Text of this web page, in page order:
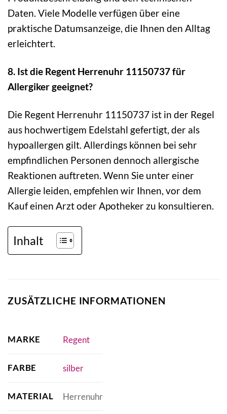
Daten. Viele Modelle verfügen über eine
praktische Datumsanzeige, die Ihnen den Alltag
erleichtert.
8. Ist die Regent Herrenuhr 11150737 für
Allergiker geeignet?
Die Regent Herrenuhr 11150737 ist in der Regel
aus hochwertigem Edelstahl gefertigt, der als
hypoallergen gilt. Allerdings können bei sehr
empfindlichen Personen dennoch allergische
Reaktionen auftreten. Wenn Sie unter einer
Allergie leiden, empfehlen wir Ihnen, vor dem
Kauf einen Arzt oder Apotheker zu konsultieren.
Inhalt
ZUSÄTZLICHE INFORMATIONEN
MARKE Regent
FARBE silber
MATERIAL Herrenuhr